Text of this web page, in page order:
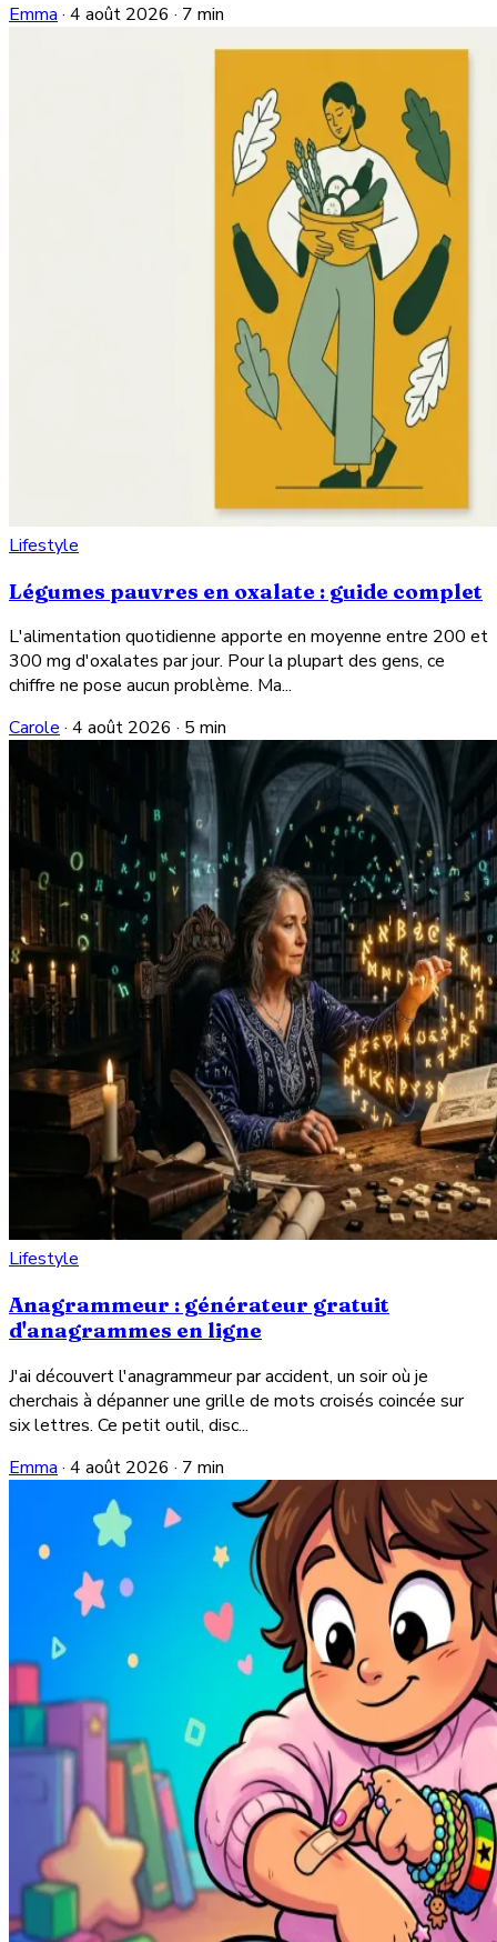
Emma · 4 août 2026 · 7 min
Lifestyle
Légumes pauvres en oxalate : guide complet
L'alimentation quotidienne apporte en moyenne entre 200 et
300 mg d'oxalates par jour. Pour la plupart des gens, ce
chiffre ne pose aucun problème. Ma...
Carole · 4 août 2026 · 5 min
Lifestyle
Anagrammeur : générateur gratuit
d'anagrammes en ligne
J'ai découvert l'anagrammeur par accident, un soir où je
cherchais à dépanner une grille de mots croisés coincée sur
six lettres. Ce petit outil, disc...
Emma · 4 août 2026 · 7 min